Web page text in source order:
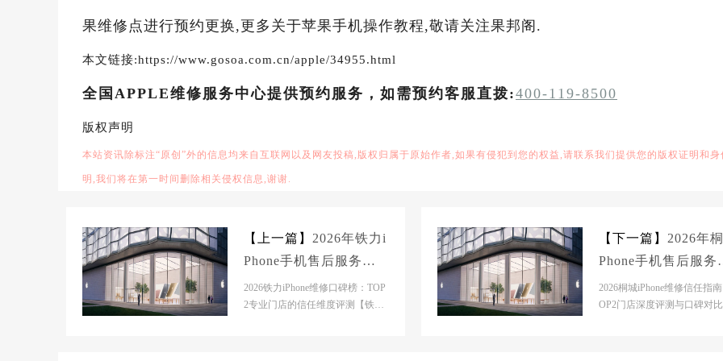
果维修点进行预约更换,更多关于苹果手机操作教程,敬请关注果邦阁.
本文链接:https://www.gosoa.com.cn/apple/34955.html
全国APPLE维修服务中心提供预约服务，如需预约客服直拨:400-119-8500
版权声明
本站资讯除标注“原创”外的信息均来自互联网以及网友投稿,版权归属于原始作者,如果有侵犯到您的权益,请联系我们提供您的版权证明和身
明,我们将在第一时间删除相关侵权信息,谢谢.
【上一篇】 2026年铁力i
Phone手机售后服务维
修电话推荐:TOP2产品
评测口碑排名对比知名
2026铁力iPhone维修口碑榜：TOP
2专业门店的信任维度评测【铁力
【下一篇】 2026年
Phone手机售后服务
修电话推荐:TOP2产
评测口碑排名对比
2026桐城iPhone维修信任指
OP2门店深度评测与口碑对